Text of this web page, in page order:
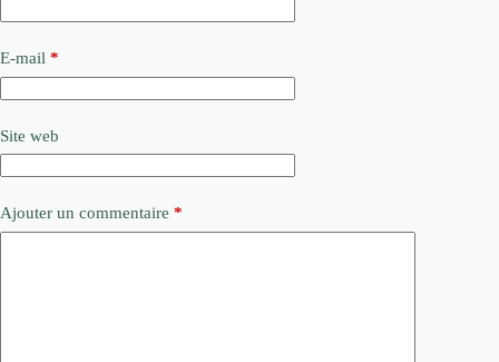
E-mail *
Site web
Ajouter un commentaire *